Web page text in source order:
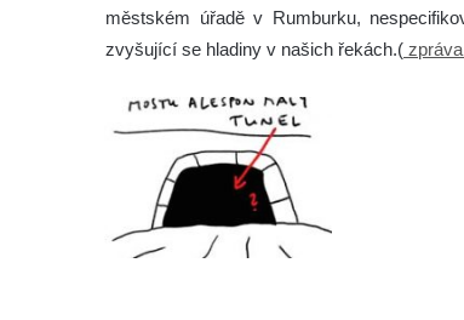
městském úřadě v Rumburku,
zvyšující se hladiny v našich řekách.(